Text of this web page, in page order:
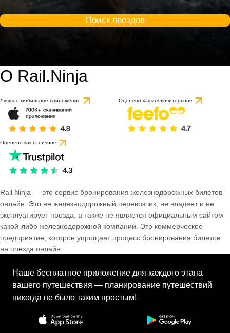
Поиск поездов
О Rail.Ninja
Лучшее мобильное приложение Оценено как исключительное
Оценено как отличное
Rail Ninja — это сервис бронирования железнодорожных билетов
онлайн. Это не железнодорожный перевозчик, не владеет и не
эксплуатирует поезда, а также не является официальным сайтом
какой-либо железнодорожной компании. Это коммерческое
предприятие, которое упрощает процесс бронирования билетов
на поезда онлайн.
Наше бесплатное приложение для каждого этапа
вашего путешествия — планирование путешествий
никогда не было таким простым!